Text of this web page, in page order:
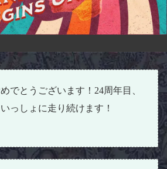
でとうございます！24周年目、
っしょに走り続けます！